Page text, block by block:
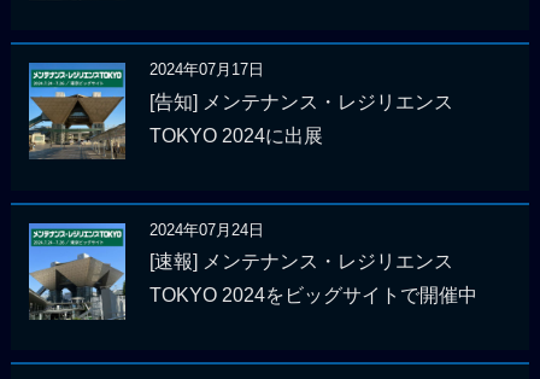
2024年07月17日
[告知] メンテナンス・レジリエンス
TOKYO 2024に出展
2024年07月24日
[速報] メンテナンス・レジリエンス
TOKYO 2024をビッグサイトで開催中